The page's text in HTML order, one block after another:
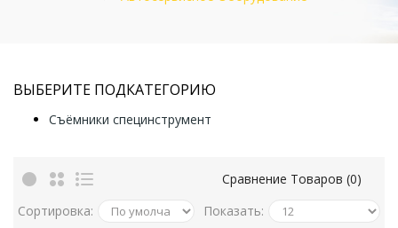
ВЫБЕРИТЕ ПОДКАТЕГОРИЮ
Съёмники специнструмент
Сравнение Товаров (0)
Сортировка:
Показать: